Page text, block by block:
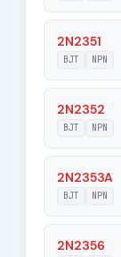
Collector
Maximum
Current
Base
|Veb|
Collector-
2N2351
BJT NPN
2N2352
BJT NPN
2N2353A
BJT NPN
2N2356